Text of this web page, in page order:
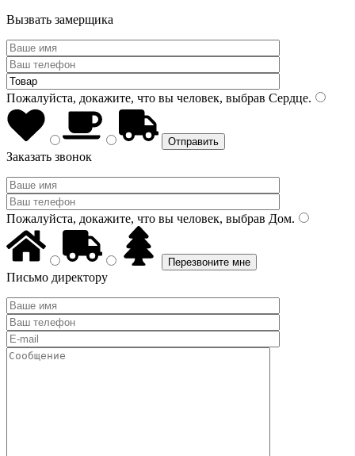
Вызвать замерщика
Пожалуйста, докажите, что вы человек, выбрав Сердце.
Заказать звонок
Пожалуйста, докажите, что вы человек, выбрав Дом.
Письмо директору